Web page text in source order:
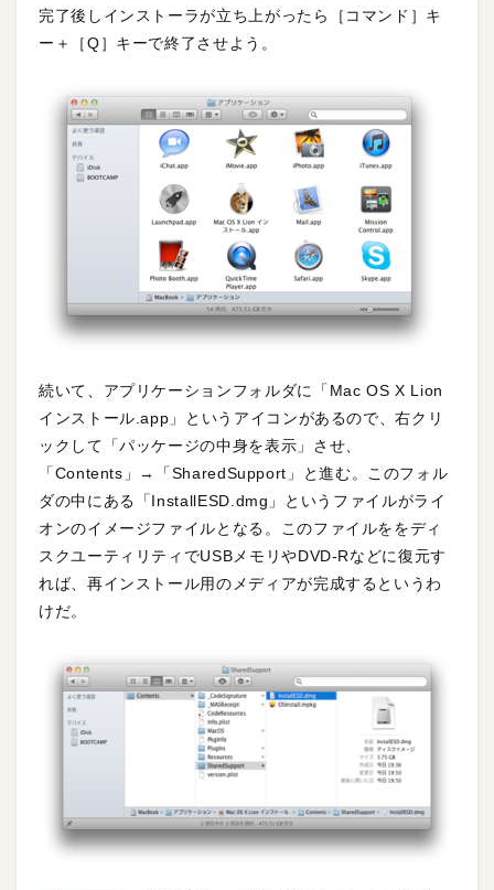
完了後しインストーラが立ち上がったら［コマンド］キ
ー＋［Q］キーで終了させよう。
続いて、アプリケーションフォルダに「Mac OS X Lion
インストール.app」というアイコンがあるので、右クリ
ックして「パッケージの中身を表示」させ、
「Contents」→「SharedSupport」と進む。このフォル
ダの中にある「InstallESD.dmg」というファイルがライ
オンのイメージファイルとなる。このファイルををディ
スクユーティリティでUSBメモリやDVD-Rなどに復元す
れば、再インストール用のメディアが完成するというわ
けだ。